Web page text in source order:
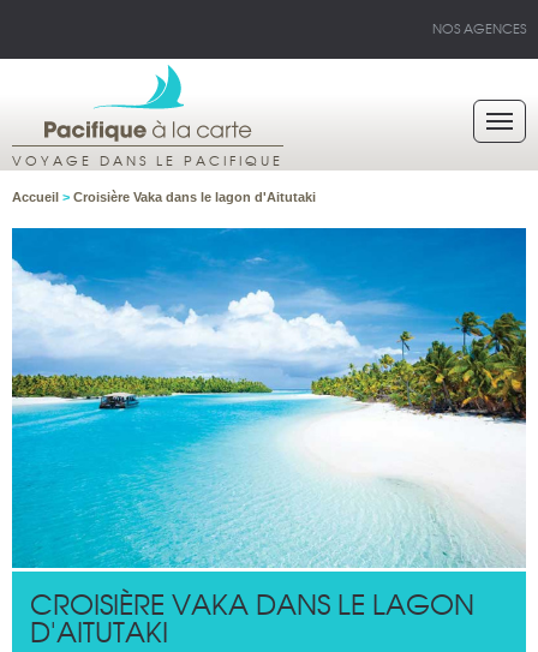
NOS AGENCES
VOYAGE DANS LE PACIFIQUE
Accueil > Croisière Vaka dans le lagon d'Aitutaki
CROISIÈRE VAKA DANS LE LAGON
D'AITUTAKI